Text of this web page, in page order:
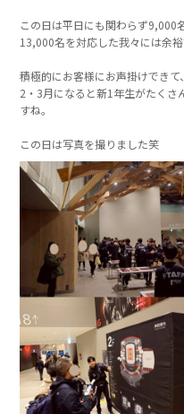
この日は平日にも関わらず9,000
13,000名を対応した我々には余裕
積極的にお客様にお声掛けできて
2・3月になると新1年生がたくさ
すね。
この日は写真を撮りました笑